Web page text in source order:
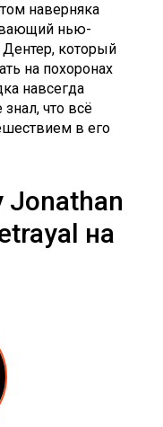
наверняка
нью-
который
на похоронах
навсегда
что всё
в его
Jonathan
на